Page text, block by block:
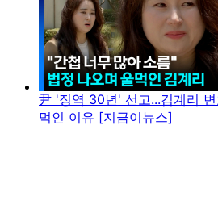
尹 '징역 30년' 선고...김계리
먹인 이유 [지금이뉴스]